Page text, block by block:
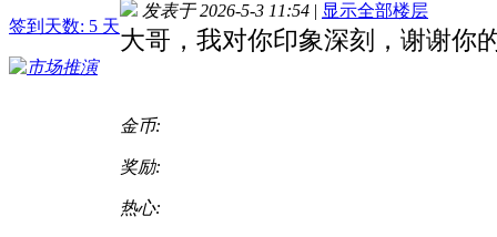
签到天数: 5 天
发表于 2026-5-3 11:54 | 显示全部楼层
大哥，我对你印象深刻，谢谢你
金币:
奖励:
热心: